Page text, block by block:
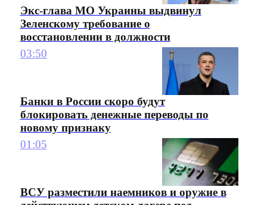
Экс-глава МО Украины выдвинул
Зеленскому требование о
восстановлении в должности
03:50
Банки в России скоро будут
блокировать денежные переводы по
новому признаку
01:05
ВСУ разместили наемников и оружие в